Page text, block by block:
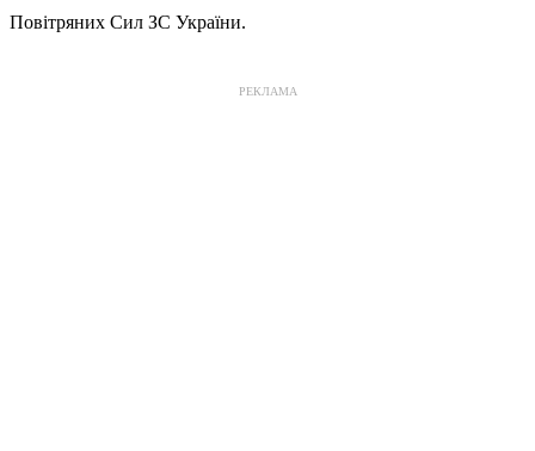
Повітряних Сил ЗС України.
РЕКЛАМА